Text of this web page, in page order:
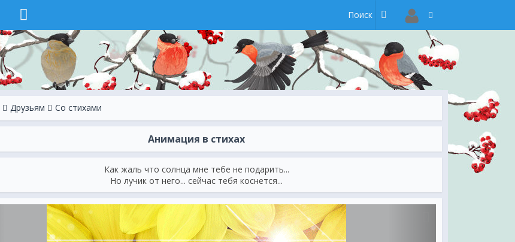
Друзьям Со стихами
Анимация в стихах
Как жаль что солнца мне тебе не подарить...
Но лучик от него... сейчас тебя коснется...